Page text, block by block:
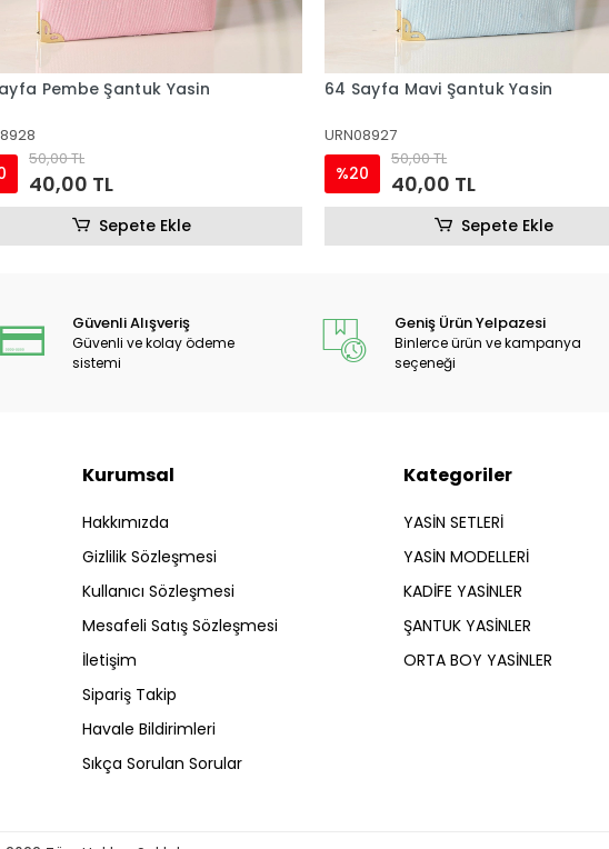
Mavi Şantuk Yasin
50,00 TL
40,00 TL
Sepete Ekle
64 Sayfa Krem Şantuk Yasin
URN08926
%20
50,00 TL
40,00 TL
Sepete Ekle
Güvenli Alışveriş
Güvenli ve kolay ödeme
sistemi
Geniş Ürün Yelpazesi
Binlerce ürün ve kampanya
seçeneği
Kurumsal
Hakkımızda
Gizlilik Sözleşmesi
Kullanıcı Sözleşmesi
Mesafeli Satış Sözleşmesi
İletişim
Sipariş Takip
Havale Bildirimleri
Sıkça Sorulan Sorular
Kategoriler
YASİN SETLERİ
YASİN MODELLERİ
KADİFE YASİNLER
ŞANTUK YASİNLER
ORTA BOY YASİNLER